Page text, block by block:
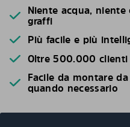
Niente acqua,
graffi
Più facile e più
Oltre 500.000
Facile da montare
quando necessario